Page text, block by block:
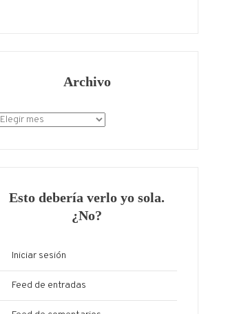
Archivo
Archivo
Esto debería verlo yo sola.
¿No?
Iniciar sesión
Feed de entradas